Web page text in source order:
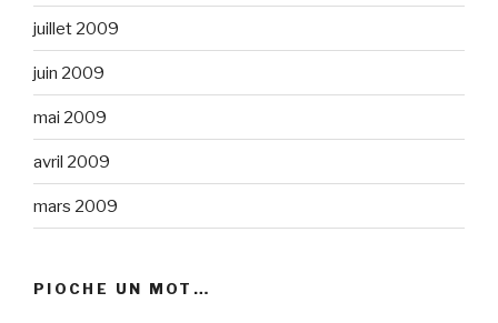
juillet 2009
juin 2009
mai 2009
avril 2009
mars 2009
PIOCHE UN MOT…